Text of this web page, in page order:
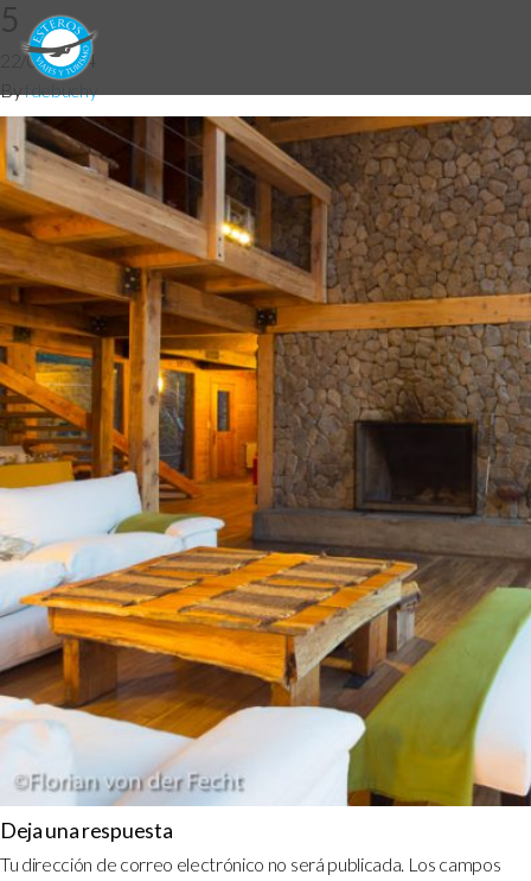
5
22/08/2014
Byfdebuchy
Deja una respuesta
Tu dirección de correo electrónico no será publicada. Los campos